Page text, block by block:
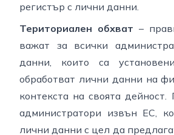
регистър с лични данни.
Териториален обхват –
важат за всички
данни, които са
обработват лични данни на
контекста на своята
администратори извън ЕС,
лични данни с цел да